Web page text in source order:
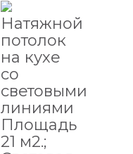
Натяжной
потолок
на кухе
со
световыми
линиями
Площадь
21 м2.;